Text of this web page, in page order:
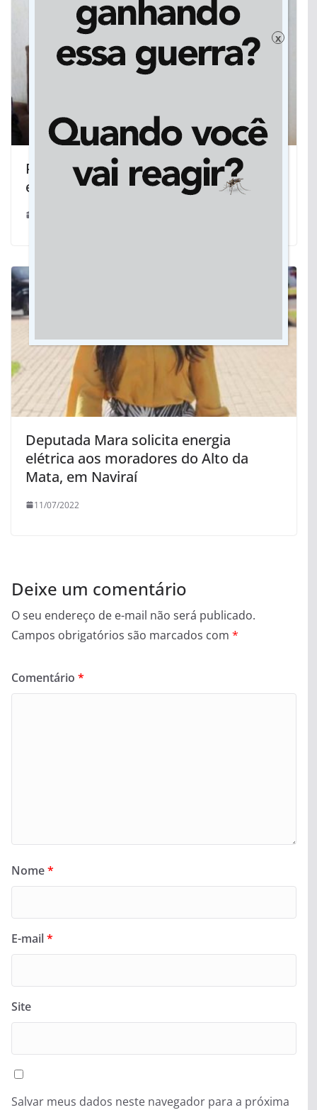
Programa MS Supera fomenta estudos
e tem mais 150 estudantes indígenas
Deputada Mara solicita energia
elétrica aos moradores do Alto da
Mata, em Naviraí
11/07/2022
Deixe um comentário
O seu endereço de e-mail não será publicado.
Campos obrigatórios são marcados com *
Comentário *
Nome*
E-mail*
Site
Salvar meus dados neste navegador para a próxima
x